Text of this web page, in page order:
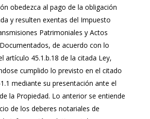
obedezca al pago de la obligación
y resulten exentas del Impuesto
Patrimoniales y Actos
de acuerdo con lo
artículo 45.1.b.18 de la citada Ley,
cumplido lo previsto en el citado
mediante su presentación ante el
la Propiedad. Lo anterior se entiende
de los deberes notariales de